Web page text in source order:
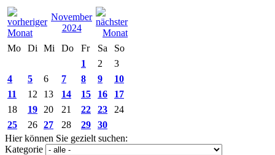
November
2024
Mo
Di Mi Do Fr Sa
So
1
2
3
4
5 6 7 8 9
10
11
12 13 14 15 16
17
18
19 20 21 22 23
24
25
26 27 28 29
30
Hier können Sie gezielt suchen:
Kategorie